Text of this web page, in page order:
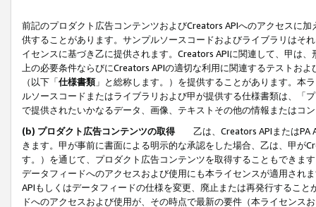
前記のプロダクト広告コンテンツおよびCreators APIへのアクセスに
供することがあります。サンプルソースコードおよびライブラリはそ
イセンスに基づき乙に提供されます。Creators APIに関連して、甲は
上の必要条件ならびにCreators APIの適切な利用に関連するテストお
（以下「仕様書類」と総称します。）を提供することがあります。本
ルソースコードまたはライブラリおよび甲が提供する仕様書類は、「
で提供されたいかなるデータ、画像、テキストその他の情報またはコ
(b) プロダクト広告コンテンツの取得
乙は、Creators APIまたはPA
きます。甲が事前に書面による明示的な承認をした場合、乙は、甲が
す。）を通じて、プロダクト広告コンテンツを取得することもできま
データフィードへのアクセスおよび使用にも本ライセンスが適用され
APIもしくはデータフィードの仕様を変更、廃止または再発行するこ
ドへのアクセスおよび使用が、その時点で最新の要件（本ライセン